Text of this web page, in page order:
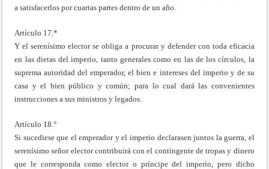
a satisfacerlos por cuartas partes dentro de un año.
Artículo 17.*
Y el serenísimo elector se obliga a procurar y defender con toda eficacia
en las dietas del imperio, tanto generales como en las de los círculos, la
suprema autoridad del emperador, el bien e intereses del imperio y de su
casa y el bien público y común; para lo cual dará las convenientes
instrucciones a sus ministros y legados.
Artículo 18.°
Si sucediese que el emperador y el imperio declarasen juntos la guerra, el
serenísimo señor elector contribuirá con el contingente de tropas y dinero
que le corresponda como elector o príncipe del imperio, pero dicho